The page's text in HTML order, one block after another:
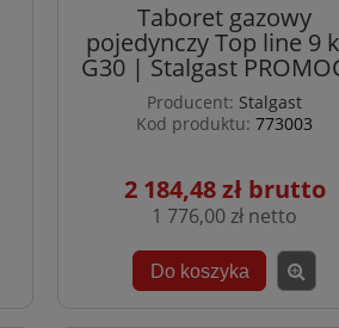
Taboret gazowy
pojedynczy Top line 9
G30 | Stalgast
Producent: Stalgast
Kod produktu: 773003
2 184,48 zł
1 776,00 zł
Do koszyka